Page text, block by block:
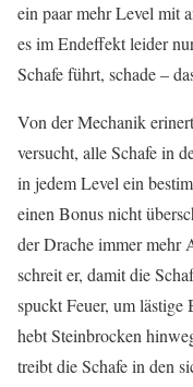
ein paar mehr Level mit
es im Endeffekt leider
Schafe führt, schade –
Von der Mechanik
versucht, alle Schafe in
in jedem Level ein
einen Bonus nicht
der Drache immer mehr
schreit er, damit die
spuckt Feuer, um lästige
hebt Steinbrocken
treibt die Schafe in den